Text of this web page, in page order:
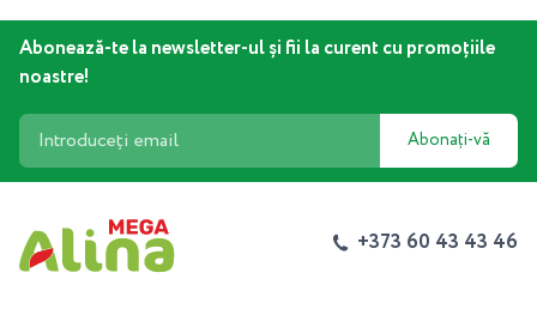
Abonează-te la newsletter-ul și fii la curent cu promoțiile
noastre!
Abonați-vă
+373 60 43 43 46